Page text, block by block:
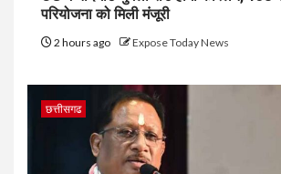
परियोजना को मिली मंजूरी
2 hours ago Expose Today News
छत्तीसगढ